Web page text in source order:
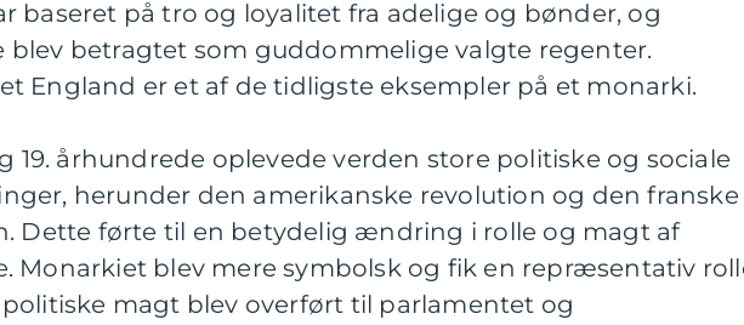
baseret på tro og loyalitet fra adelige og bønder, og
blev betragtet som guddommelige valgte regenter.
England er et af de tidligste eksempler på et monarki.
19. århundrede oplevede verden store politiske og sociale
herunder den amerikanske revolution og den franske
Dette førte til en betydelig ændring i rolle og magt af
Monarkiet blev mere symbolsk og fik en repræsentativ
magt blev overført til parlamentet og